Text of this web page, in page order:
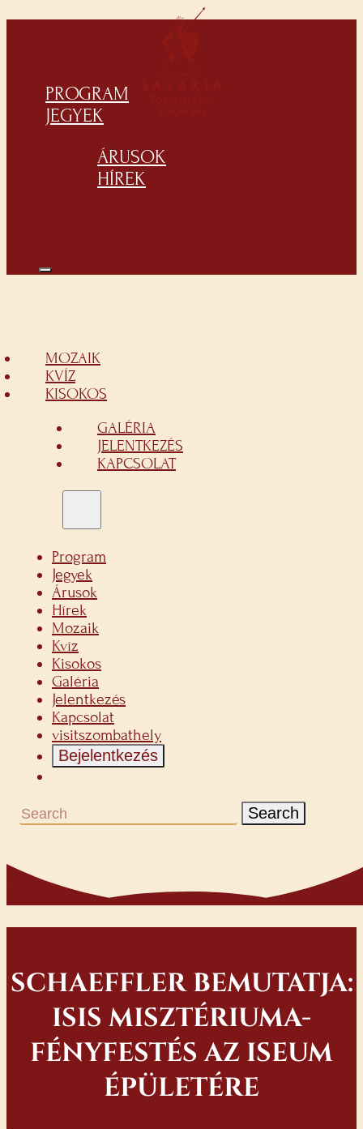
PROGRAM
JEGYEK
ÁRUSOK
HÍREK
MOZAIK
KVÍZ
KISOKOS
GALÉRIA
JELENTKEZÉS
KAPCSOLAT
Program
Jegyek
Árusok
Hírek
Mozaik
Kvíz
Kisokos
Galéria
Jelentkezés
Kapcsolat
visitszombathely
Bejelentkezés
Search
SCHAEFFLER BEMUTATJA:
ISIS MISZTÉRIUMA-
FÉNYFESTÉS AZ ISEUM
ÉPÜLETÉRE